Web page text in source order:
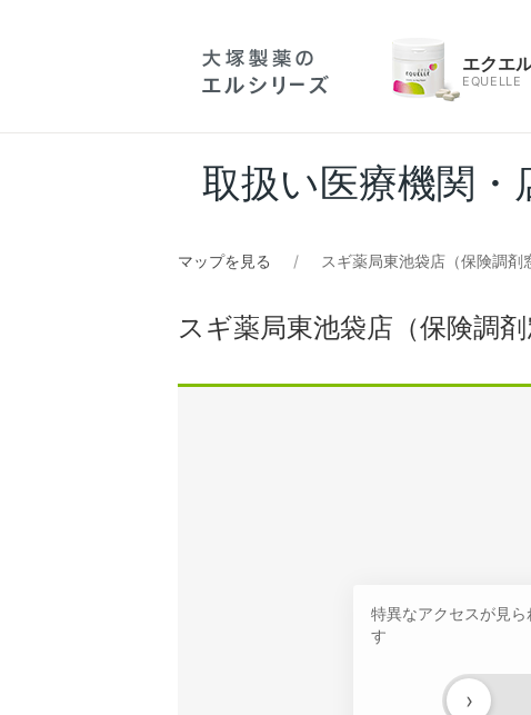
エクエ
EQUELLE
取扱い医療機関・
マップを見る スギ薬局東池袋店（保険調剤
スギ薬局東池袋店（保険調剤
特異なアクセスが見
す
›